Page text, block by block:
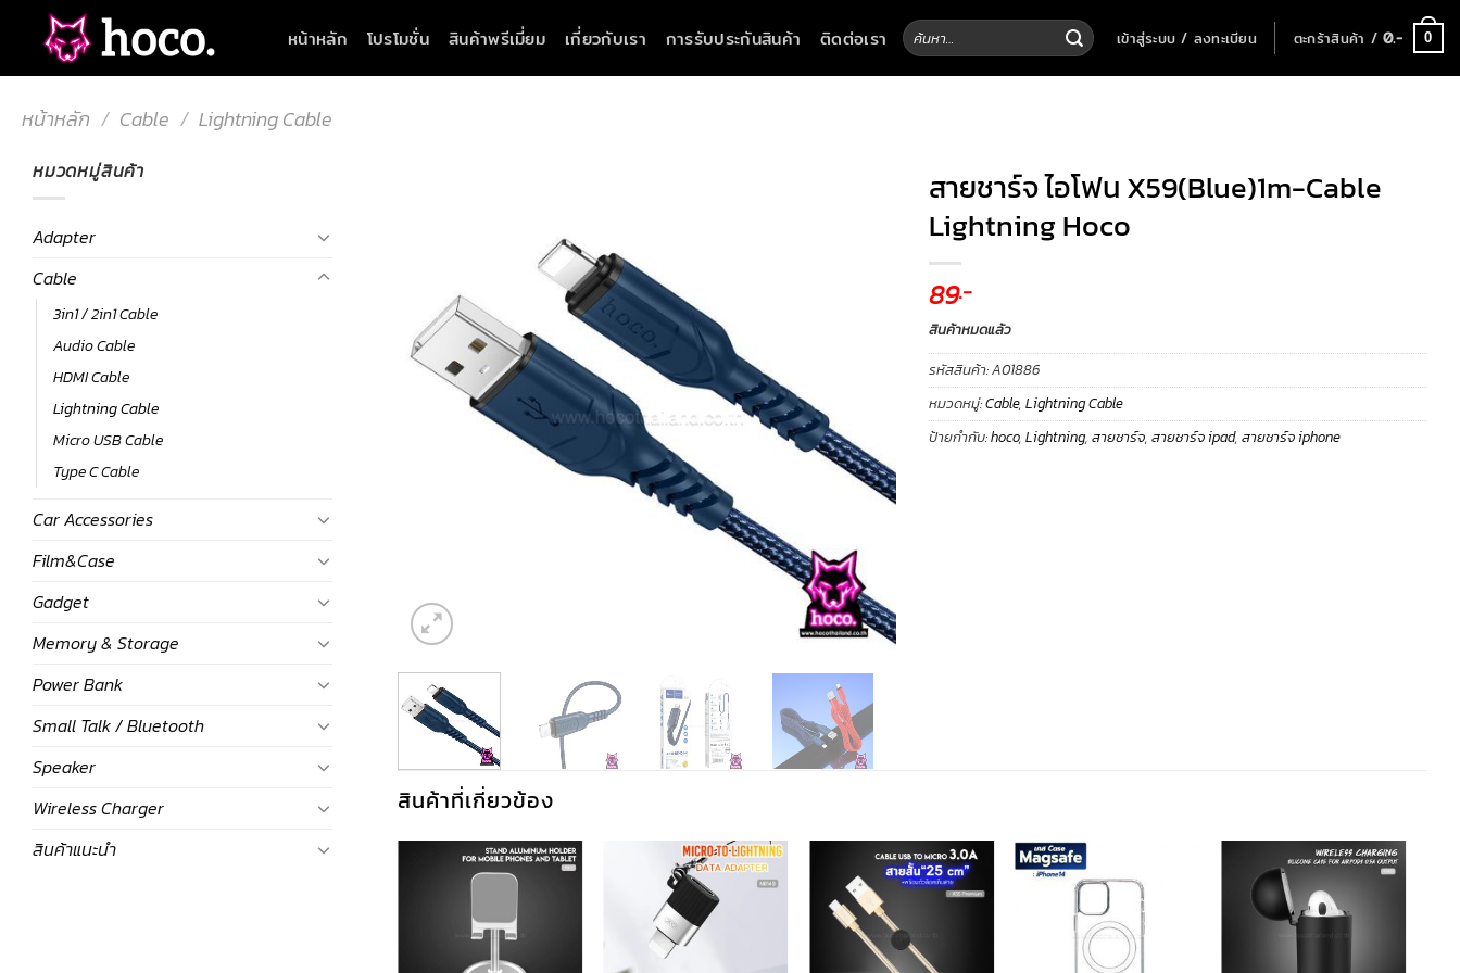
content
หน้าหลัก โปรโมชั่น สินค้าพรีเมี่ยม เกี่ยวกับเรา การรับประกันสินค้า ติดต่อเรา ค้นหา: เข้าสู่ระบบ / ลงทะเบียน ตะกร้าสินค้า /0.- 0
หน้าหลัก / Cable / Lightning Cable
หมวดหมู่สินค้า
Adapter
Cable
3in1 / 2in1 Cable
Audio Cable
HDMI Cable
Lightning Cable
Micro USB Cable
Type C Cable
Car Accessories
Film&Case
Gadget
Memory & Storage
Power Bank
Small Talk / Bluetooth
Speaker
Wireless Charger
สินค้าแนะนำ
สายชาร์จ ไอโฟน X59(Blue)1m-Cable
Lightning Hoco
89.-
สินค้าหมดแล้ว
รหัสสินค้า:A01886
หมวดหมู่:Cable, Lightning Cable
ป้ายกำกับ:hoco, Lightning, สายชาร์จ, สายชาร์จ ipad, สายชาร์จ iphone
สินค้าที่เกี่ยวข้อง